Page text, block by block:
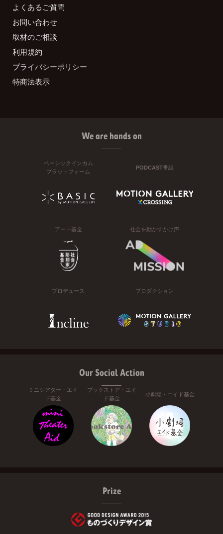
よくあるご質問
お問い合わせ
取材のご相談
利用規約
プライバシーポリシー
特商法表示
We are hands on
ベーシックインカム
プラットフォーム
PODCAST番組
アート基金 社会を動かすかけ声
プロデュース プロダクション
Our Social Action
ミニシアター・エイ
ド基金
ブックストア・エイ
ド基金
小劇場・エイド基金
Prize